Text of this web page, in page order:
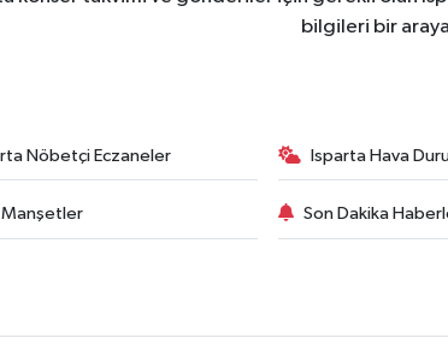
bilgileri bir
Nöbetçi Eczaneler Isparta Hava
Manşetler Son Dakika